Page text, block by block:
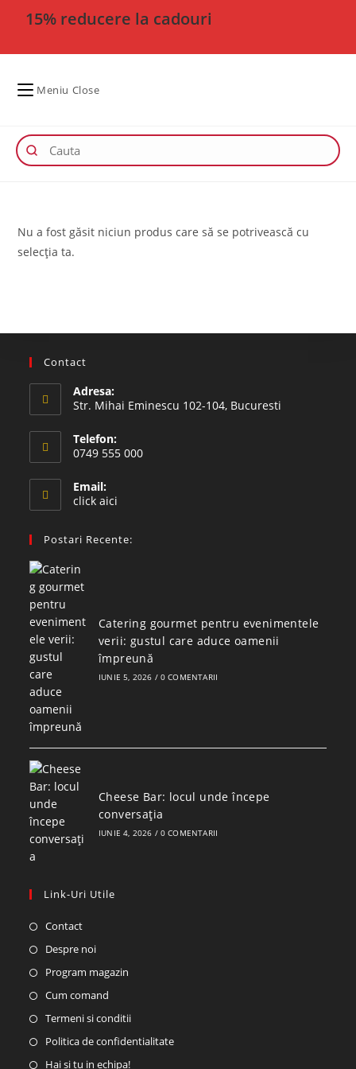
15% reducere la cadouri
Meniu Close
Nu a fost găsit niciun produs care să se potrivească cu
selecția ta.
Contact
Adresa:
Str. Mihai Eminescu 102-104, Bucuresti
Telefon:
0749 555 000
Email:
click aici
Postari Recente:
Catering gourmet pentru evenimentele
verii: gustul care aduce oamenii
împreună
IUNIE 5, 2026 / 0 COMENTARII
Cheese Bar: locul unde începe
conversația
IUNIE 4, 2026 / 0 COMENTARII
Link-Uri Utile
Contact
Despre noi
Program magazin
Cum comand
Termeni si conditii
Politica de confidentialitate
Hai si tu in echipa!